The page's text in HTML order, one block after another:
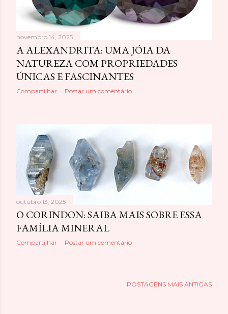
novembro 14, 2025
A ALEXANDRITA: UMA JÓIA DA
NATUREZA COM PROPRIEDADES
ÚNICAS E FASCINANTES
Compartilhar Postar um comentário
outubro 13, 2025
O CORINDON: SAIBA MAIS SOBRE ESSA
FAMÍLIA MINERAL
Compartilhar Postar um comentário
POSTAGENS MAIS ANTIGAS